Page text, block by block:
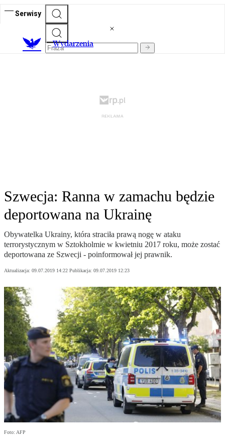
Serwisy
Wydarzenia
Szwecja: Ranna w zamachu będzie
deportowana na Ukrainę
Obywatelka Ukrainy, która straciła prawą nogę w ataku
terrorystycznym w Sztokholmie w kwietniu 2017 roku, może zostać
deportowana ze Szwecji - poinformował jej prawnik.
Aktualizacja: 09.07.2019 14:22 Publikacja: 09.07.2019 12:23
Foto: AFP